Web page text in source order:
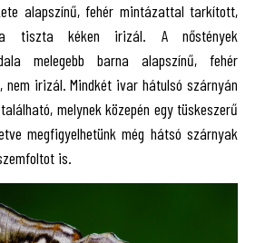
alapszínű, fehér mintázattal tarkított,
tiszta kéken irizál. A nőstények
melegebb barna alapszínű, fehér
irizál. Mindkét ivar hátulsó szárnyán
melynek közepén egy tüskeszerű
megfigyelhetünk még hátsó szárnyak
is.